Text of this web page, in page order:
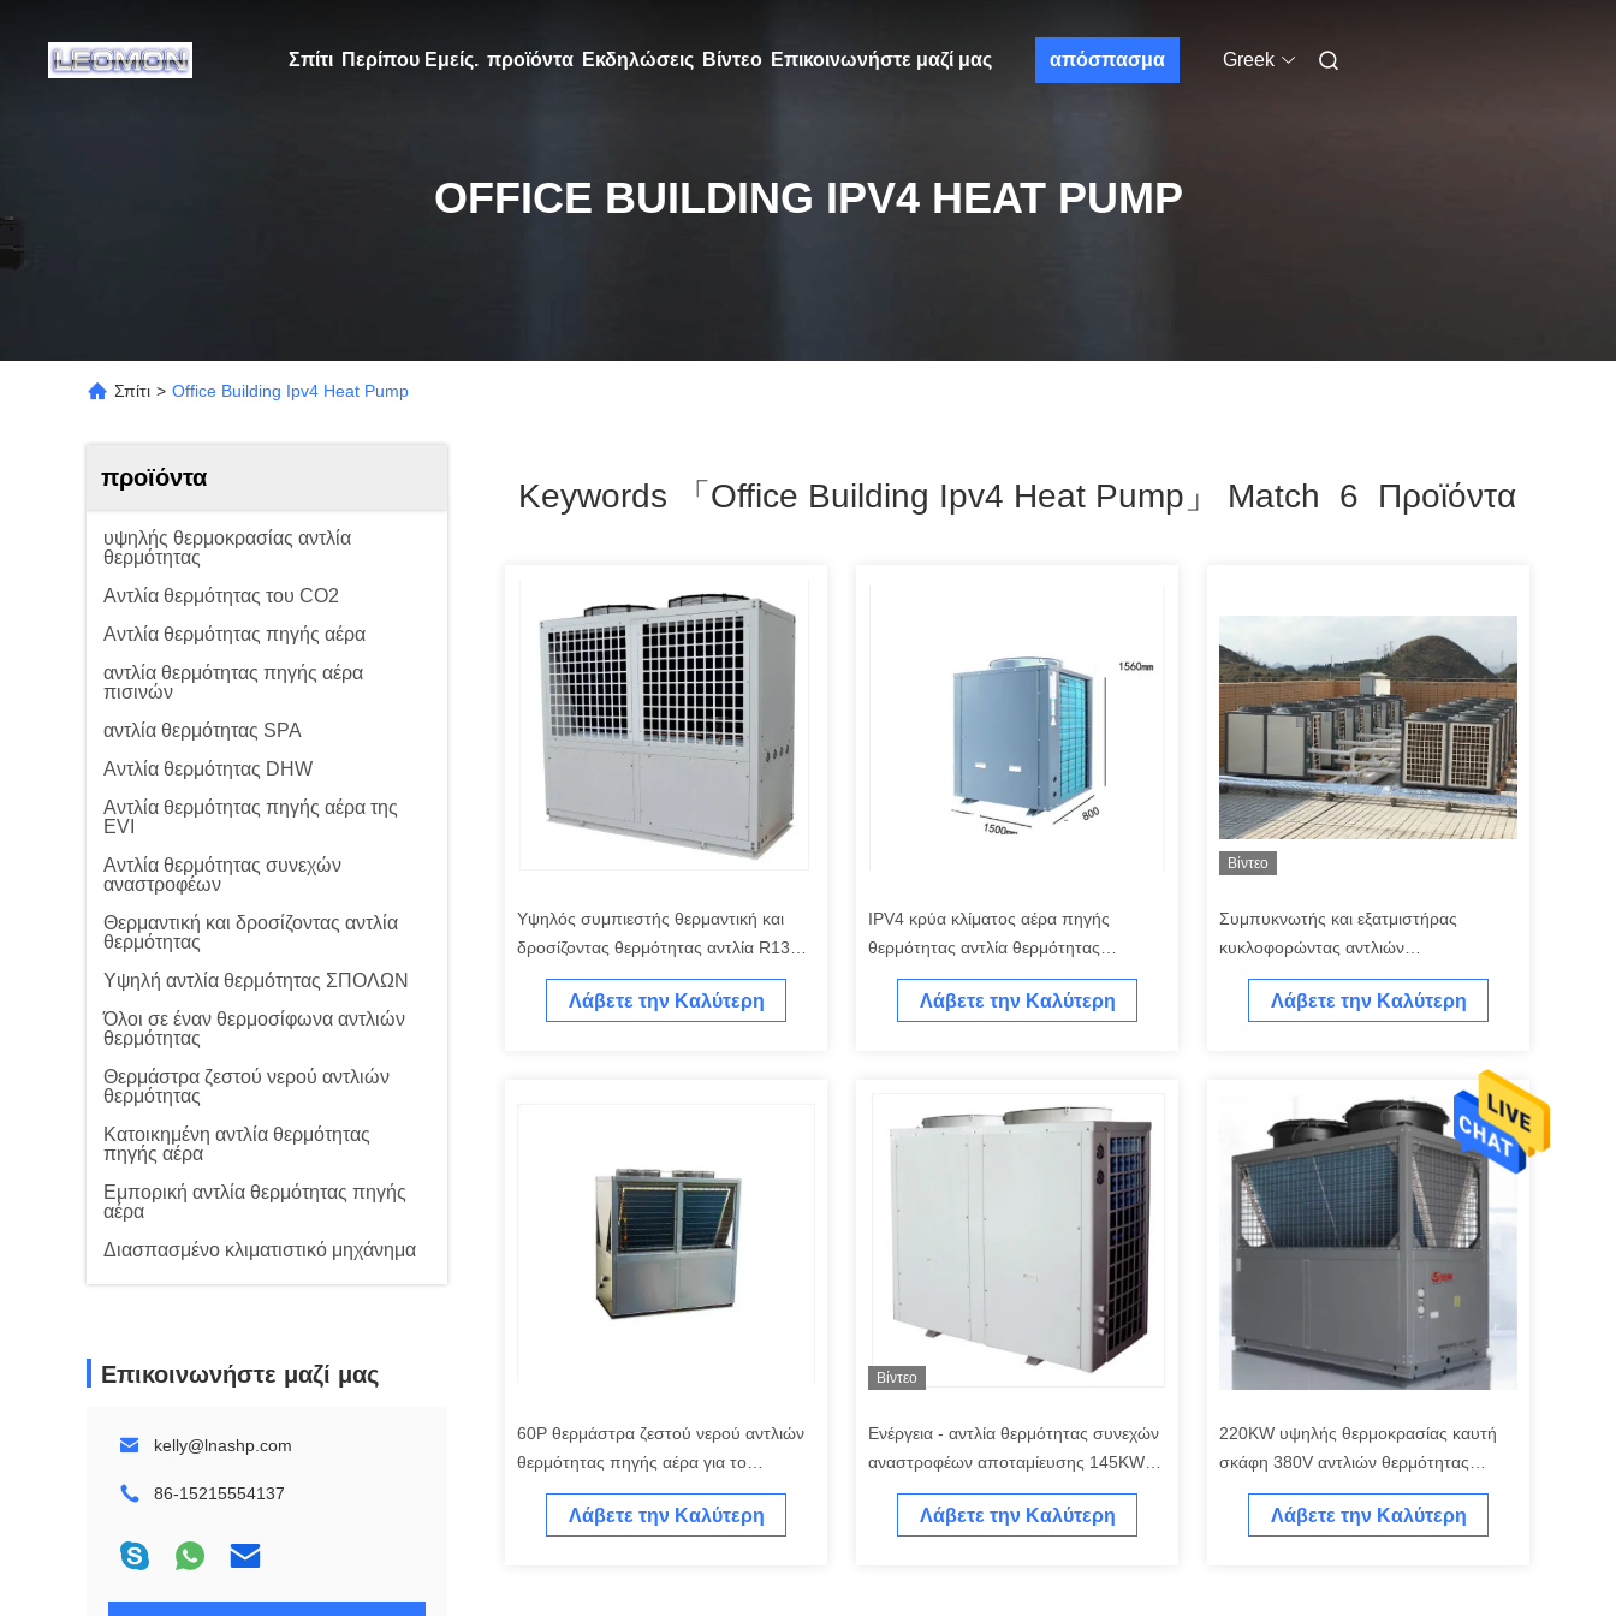
Σπίτι Περίπου Εμείς. προϊόντα Εκδηλώσεις Βίντεο Επικοινωνήστε μαζί μας απόσπασμα Greek
OFFICE BUILDING IPV4 HEAT PUMP
Σπίτι > Office Building Ipv4 Heat Pump
προϊόντα
υψηλής θερμοκρασίας αντλία
θερμότητας
Αντλία θερμότητας του CO2
Αντλία θερμότητας πηγής αέρα
αντλία θερμότητας πηγής αέρα
πισινών
αντλία θερμότητας SPA
Αντλία θερμότητας DHW
Αντλία θερμότητας πηγής αέρα της
EVI
Αντλία θερμότητας συνεχών
αναστροφέων
Θερμαντική και δροσίζοντας αντλία
θερμότητας
Υψηλή αντλία θερμότητας ΣΠΟΛΩΝ
Όλοι σε έναν θερμοσίφωνα αντλιών
θερμότητας
Θερμάστρα ζεστού νερού αντλιών
θερμότητας
Κατοικημένη αντλία θερμότητας
πηγής αέρα
Εμπορική αντλία θερμότητας πηγής
αέρα
Διασπασμένο κλιματιστικό μηχάνημα
Επικοινωνήστε μαζί μας
kelly@lnashp.com
86-15215554137
Keywords 「office Building Ipv4 Heat Pump」 Match 6 Προϊόντα
Υψηλός συμπιεστής θερμαντική και
δροσίζοντας θερμότητας αντλία R134A
500L κυλίνδρων ΣΠΟΛΩΝ για τα κτίρια
γραφείωνΛάβετε την Καλύτερη
IPV4 κρύα κλίματος αέρα πηγής
θερμότητας αντλία θερμότητας
μηχανών DHW αντλιών κατεψυγμένη
Λάβετε την Καλύτερη
Βίντεο
Συμπυκνωτής και εξατμιστήρας
κυκλοφορώντας αντλιών
θερμοσιφώνων αντλιών ενεργειακής
θερμότητας αέρα ξενοδοχείων
Λάβετε την Καλύτερη
60P θερμάστρα ζεστού νερού αντλιών
θερμότητας πηγής αέρα για το
εστιατόριο
Λάβετε την Καλύτερη
Βίντεο
Ενέργεια - αντλία θερμότητας συνεχών
αναστροφέων αποταμίευσης 145KW
για την πισίνα EER 2,4
Λάβετε την Καλύτερη
220KW υψηλής θερμοκρασίας καυτή
σκάφη 380V αντλιών θερμότητας
πηγής αέρα
Λάβετε την Καλύτερη